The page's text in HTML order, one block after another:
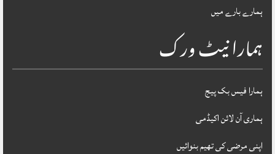
ہمارے بارے میں
ہمارا نیٹ ورک
ہمارا فیس بک پیج
ہماری آن لائن اکیڈمی
اپنی مرضی کی تھیم بنوائیں